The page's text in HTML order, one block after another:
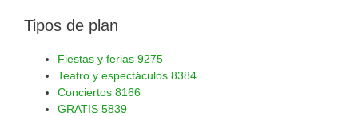
Tipos de plan
Fiestas y ferias 9275
Teatro y espectáculos 8384
Conciertos 8166
GRATIS 5839